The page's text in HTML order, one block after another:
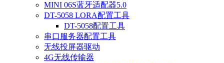
MINI 06S蓝牙适配器5.0
DT-5058 LORA配置工具
DT-5058配置工具
串口服务器配置工具
无线投屏器驱动
4G无线传输器